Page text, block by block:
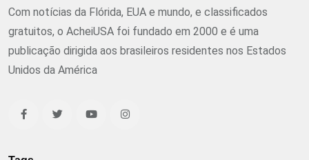
Com notícias da Flórida, EUA e mundo, e classificados
gratuitos, o AcheiUSA foi fundado em 2000 e é uma
publicação dirigida aos brasileiros residentes nos Estados
Unidos da América